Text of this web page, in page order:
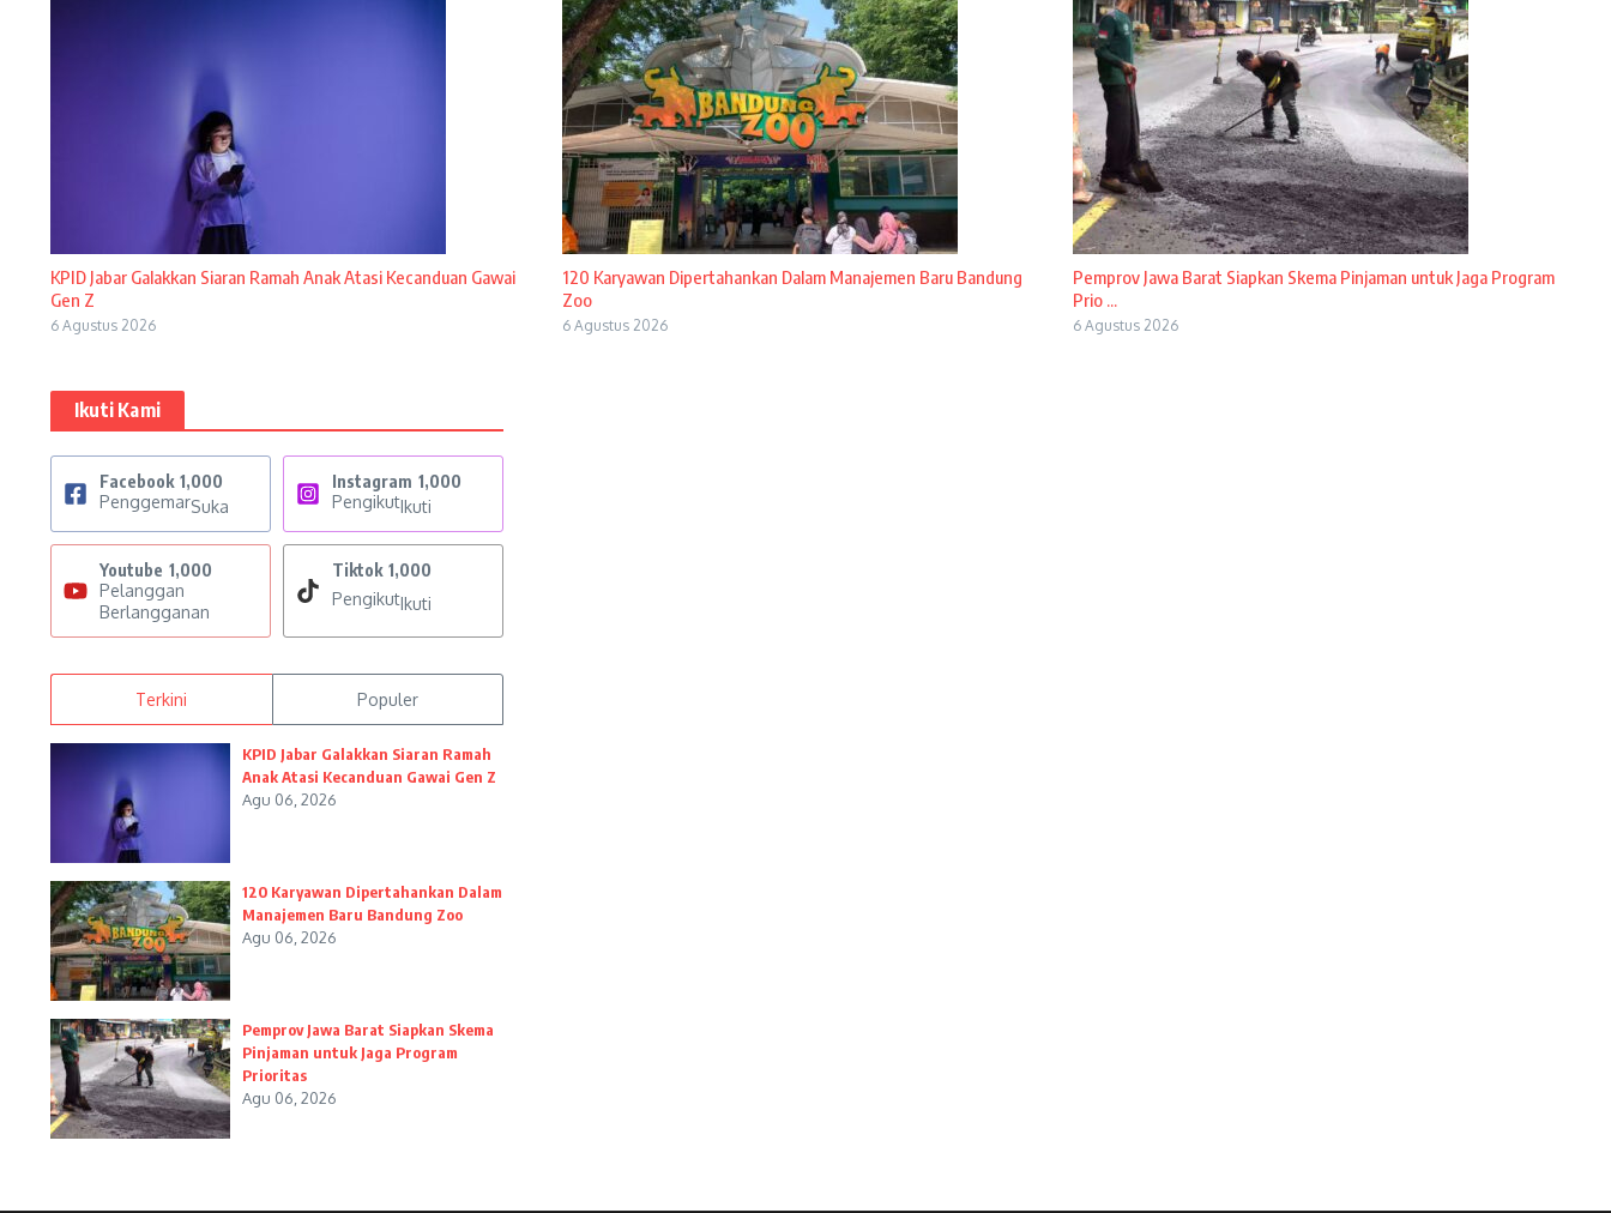
KPID Jabar Galakkan Siaran Ramah Anak Atasi Kecanduan Gawai
Gen Z
6 Agustus 2026
120 Karyawan Dipertahankan Dalam Manajemen Baru Bandung
Zoo
6 Agustus 2026
Pemprov Jawa Barat Siapkan Skema Pinjaman untuk Jaga Program
Prio ...
6 Agustus 2026
Ikuti Kami
Facebook 1,000
PenggemarSuka
Instagram 1,000
PengikutIkuti
Youtube 1,000
Pelanggan
Berlangganan
Tiktok 1,000
PengikutIkuti
Terkini Populer
KPID Jabar Galakkan Siaran Ramah
Anak Atasi Kecanduan Gawai Gen Z
Agu 06, 2026
120 Karyawan Dipertahankan Dalam
Manajemen Baru Bandung Zoo
Agu 06, 2026
Pemprov Jawa Barat Siapkan Skema
Pinjaman untuk Jaga Program
Prioritas
Agu 06, 2026